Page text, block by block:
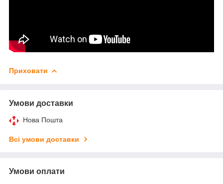
Приховати
Умови доставки
Нова Пошта
Всі умови доставки
Умови оплати